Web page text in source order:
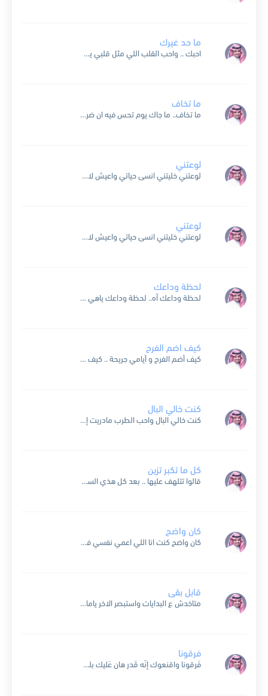
ما حد غيرك
احبك .. واحب القلب اللي مثل قلبي يحبك وماهي اي كلمة وبس كلمة من قلبي لقلبك احبك محد غيرك سكن قلبي محد غيرك ملك حبي محد غيرك لوحدك بس دواي...
ما تخاف
ما تخاف.. ما جاك يوم تحس فيه ان ضروري انك تخاف.. ياخي خاف.. قلي منهو بس فينا بالدنيا هذي ما يخاف.. ياخي خاف.. يا خاف وحس فيني حسسني انك تبيني.....
لوعتني
لوعتني خليتني انسى حياتي واعيش لاجلك انا نسيتني طعم الهنا ونسيتني حتى وش اسمي أنا يوه .. على الي صار فيني يوه .. وينك انت ويني ؟ جيتك وفاء ولا...
لوعتني
لوعتني خليتني انسى حياتي واعيش لاجلك انا نسيتني طعم الهنا ونسيتني حتى وش اسمي أنا يوه .. على الي صار فيني يوه .. وينك انت ويني ؟ جيتك وفاء ولا...
لحظة وداعك
لحظة وداعك آه.. لحظة وداعك ياهي صعبه .. بالحيل صعبه وانا اللي ابي قربك وابي قلبك وابيك في دنيتي تبقى معي تبقى نسيت اني اعشقك ..ولا انسى اني بفقدك لحظة...
كيف اضم الفرح
كيف أضم الفرح و أيامي جريحة .. كيف ألم العمر و سنيني غياب وش أسوي و أنا من طيحه لطيحه .. والأماني صدقها أصبح سراب كل يوم اسمع في وسط...
كنت خالي البال
كنت خالي البال واحب الطرب مادريت إن المحبه متعبه صابني ظبي ٍ بسهم من العيون هو رماني في بحور ٍ غارقه آه لو ضميت هالغصن الرطيب زالت احزاني بلاشك وتطيب...
كل ما تكبر تزين
قالوا تتلهف عليها .. بعد كل هذي السنين قلت اعشقها ابيها .. حبها فقلبي دفين سرها في شي .. فيها كل ما تكبر تزين دان وادانه ودانه .. كل ما...
كان واضح
كان واضح كنت انا اللي اعمي نفسي في كلامك في غيابك وانت جنبي كان واضح كل شيء كان يصرخ بكره بتبان الحقيقه كيف ماشفت ان حبي ضيع في قلبك طريقة...
قابل بقى
متاخدش ع البدايات واستبصر الاخر ياما اتبسطنا ساعات وندمنا ف الاخر لو بالكلام يا سلام الكل ذوق وتمام العبره بالايام بتجيب من الاخر وانا كنت بقول علی انصافك دول اسوأ...
فرقونا
فَرقونا واقنعوك إنّه قَدر هان عَليك بلحظه سَنواتك مَعي كنَّي عِشرة يوم . مو عِشرة عُمُر وينَه وَعدك يوم حِلفت تكون مَعي ما اَصدق تِنتظر مِن غيري خير مالّها الايام...